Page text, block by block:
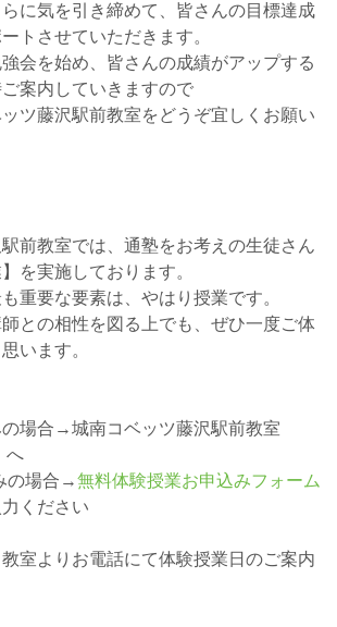
に気を引き締めて、皆さんの目標達成
トさせていただきます。
会を始め、皆さんの成績がアップする
案内していきますので
ツ藤沢駅前教室をどうぞ宜しくお願い
前教室では、通塾をお考えの生徒さん
を実施しております。
重要な要素は、やはり授業です。
との相性を図る上でも、ぜひ一度ご体
います。
場合→城南コベッツ藤沢駅前教室
へ
の場合→無料体験授業お申込みフォーム
ください
室よりお電話にて体験授業日のご案内